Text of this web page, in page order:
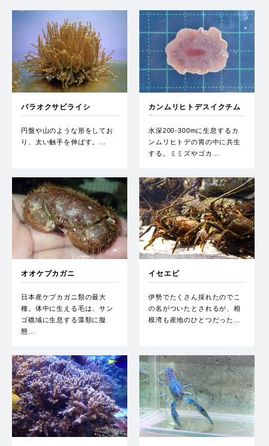
パラオクサビライシ
円盤や山のような形をしてお
り、太い触手を伸ばす。…
カンムリヒトデスイクチム
シ
水深200-300mに生息するカ
ンムリヒトデの胃の中に共生
する。ミミズやゴカ…
オオケブカガニ
日本産ケブカガニ類の最大
種。体中に生える毛は、サン
ゴ礁域に生息する藻類に擬
態…
イセエビ
伊勢でたくさん採れたのでこ
の名がついたとされるが、相
模湾も産地のひとつだった…